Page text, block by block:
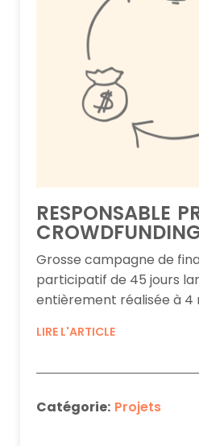
RESPONSABLE
Grosse campagne de
participatif de 45 jours
entièrement réalisée à 4
LIRE L'ARTICLE
Catégorie: Projets